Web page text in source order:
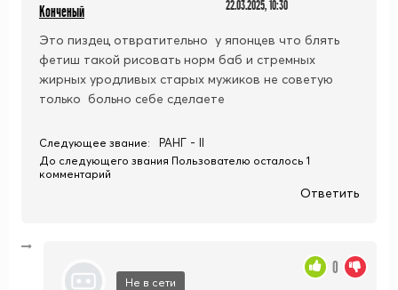
Конченый 22.03.2025, 10:30
Это пиздец отвратительно у японцев что блять
фетиш такой рисовать норм баб и стремных
жирных уродливых старых мужиков не советую
только больно себе сделаете
Следующее звание: РАНГ - II
До следующего звания Пользователю осталось 1
комментарий
Ответить
Не в сети
0